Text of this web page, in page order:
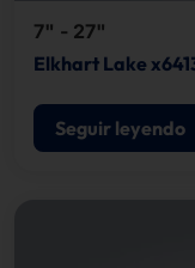
7" - 27"
Elkhart Lake
Seguir leyendo